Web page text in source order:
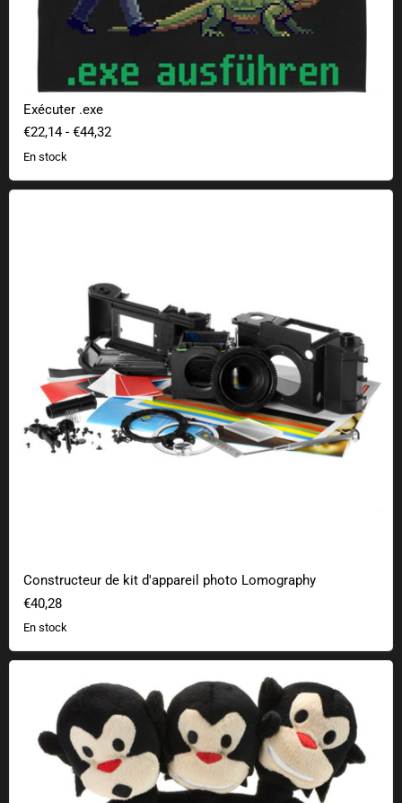
Exécuter .exe
€22,14- €44,32
En stock
Constructeur de kit d'appareil photo Lomography
€40,28
En stock